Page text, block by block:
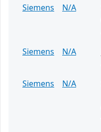
Siemens
N/A
Siemens
N/A
Siemens
N/A